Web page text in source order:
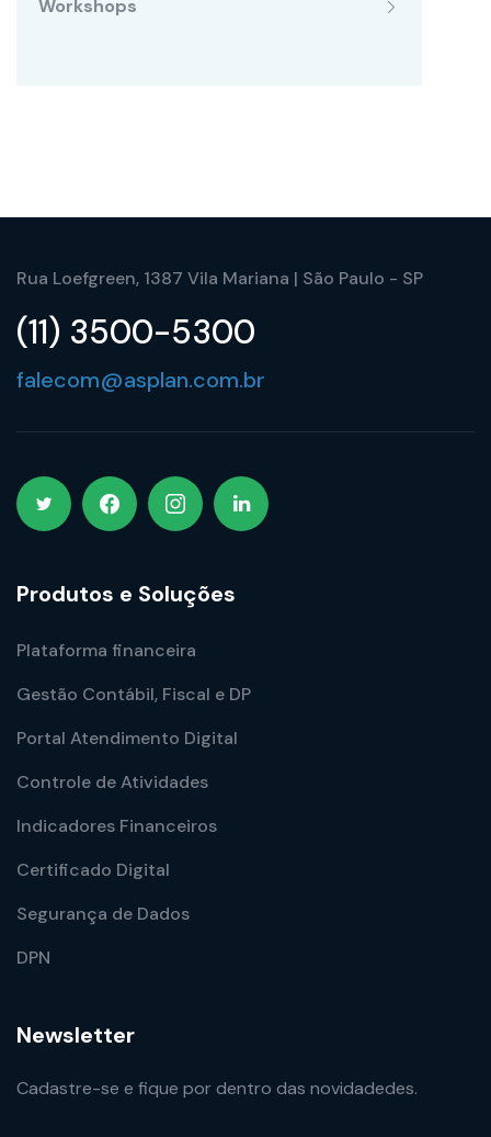
Workshops
Rua Loefgreen, 1387 Vila Mariana | São Paulo - SP
(11) 3500-5300
falecom@asplan.com.br
Produtos e Soluções
Plataforma financeira
Gestão Contábil, Fiscal e DP
Portal Atendimento Digital
Controle de Atividades
Indicadores Financeiros
Certificado Digital
Segurança de Dados
DPN
Newsletter
Cadastre-se e fique por dentro das novidadedes.